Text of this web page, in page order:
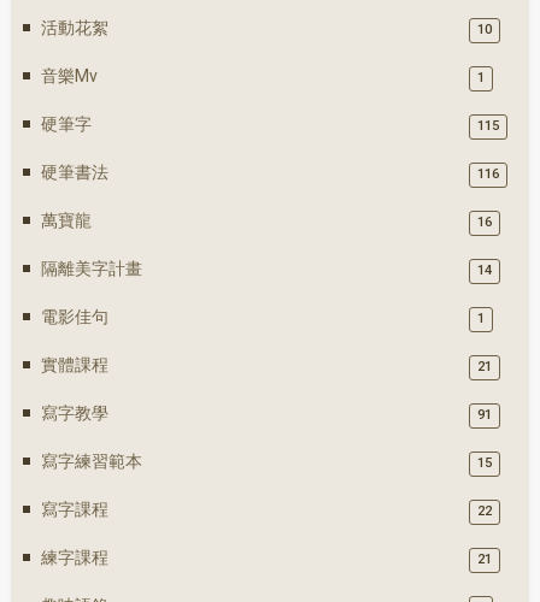
活動花絮 10
音樂mv 1
硬筆字 115
硬筆書法 116
萬寶龍 16
隔離美字計畫 14
電影佳句 1
實體課程 21
寫字教學 91
寫字練習範本 15
寫字課程 22
練字課程 21